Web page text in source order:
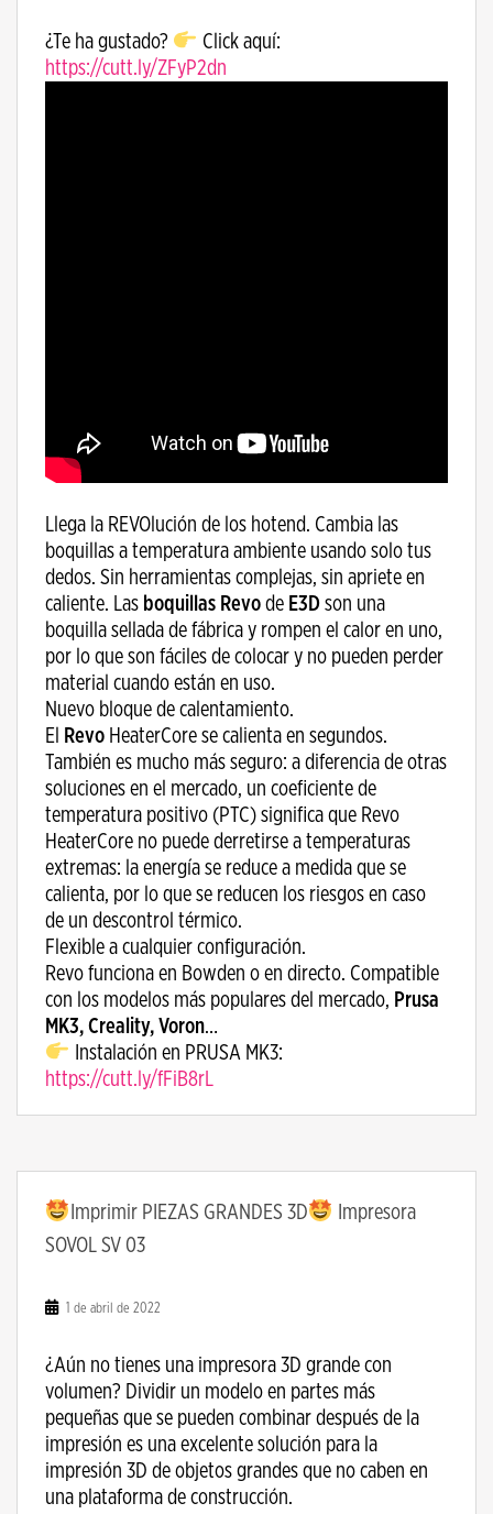
¿Te ha gustado?
Click aquí:
https://cutt.ly/ZFyP2dn
Llega la REVOlución de los hotend. Cambia las
boquillas a temperatura ambiente usando solo tus
dedos. Sin herramientas complejas, sin apriete en
caliente. Las boquillas Revo de E3D son una
boquilla sellada de fábrica y rompen el calor en uno,
por lo que son fáciles de colocar y no pueden perder
material cuando están en uso.
Nuevo bloque de calentamiento.
El Revo HeaterCore se calienta en segundos.
También es mucho más seguro: a diferencia de otras
soluciones en el mercado, un coeficiente de
temperatura positivo (PTC) significa que Revo
HeaterCore no puede derretirse a temperaturas
extremas: la energía se reduce a medida que se
calienta, por lo que se reducen los riesgos en caso
de un descontrol térmico.
Flexible a cualquier configuración.
Revo funciona en Bowden o en directo. Compatible
con los modelos más populares del mercado, Prusa
MK3, Creality, Voron…
Instalación en PRUSA MK3:
https://cutt.ly/fFiB8rL
Imprimir PIEZAS GRANDES 3D
Impresora
SOVOL SV 03
1 de abril de 2022
¿Aún no tienes una impresora 3D grande con
volumen? Dividir un modelo en partes más
pequeñas que se pueden combinar después de la
impresión es una excelente solución para la
impresión 3D de objetos grandes que no caben en
una plataforma de construcción.